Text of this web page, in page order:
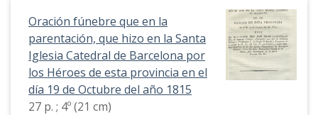
Oración fúnebre que en la
parentación, que hizo en la Santa
Iglesia Catedral de Barcelona por
los Héroes de esta provincia en el
día 19 de Octubre del año 1815
27 p. ; 4º (21 cm)